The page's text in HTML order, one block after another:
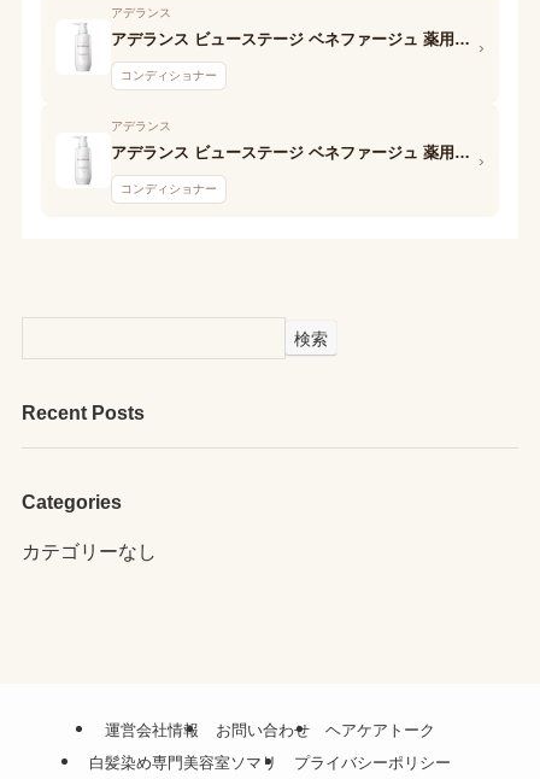
アデランス
アデランス ビューステージ ベネファージュ 薬用トリートメント(Volume Control EX)
コンディショナー
›
アデランス
アデランス ビューステージ ベネファージュ 薬用トリートメント(Moisture Control EX)
コンディショナー
›
検索
Recent Posts
Categories
カテゴリーなし
運営会社情報 お問い合わせ
ヘアケアトーク
白髪染め専門美容室ソマリ
プライバシーポリシー